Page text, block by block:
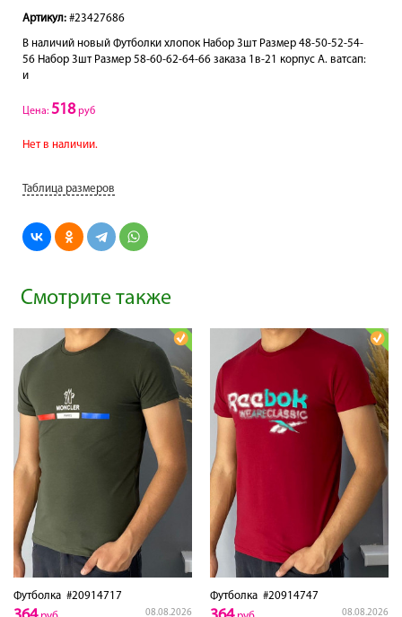
Артикул: #23427686
В наличий новый Футболки хлопок Набор 3шт Размер 48-50-52-54-
56 Набор 3шт Размер 58-60-62-64-66 заказа 1в-21 корпус А. ватсап:
и
Цена: 518руб
Нет в наличии.
Таблица размеров
Смотрите также
Футболка #20914717
08.08.2026
Футболка #20914747
08.08.2026